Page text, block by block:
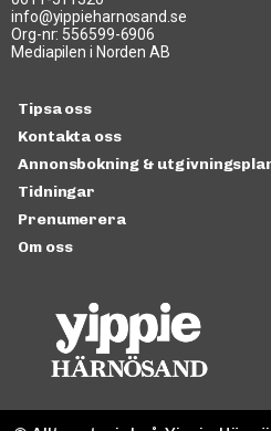
info@yippieharnosand.se
Org-nr: 556599-6906
Mediapilen i Norden AB
Tipsa oss
Kontakta oss
Annonsbokning &
Tidningar
Prenumerera
Om oss